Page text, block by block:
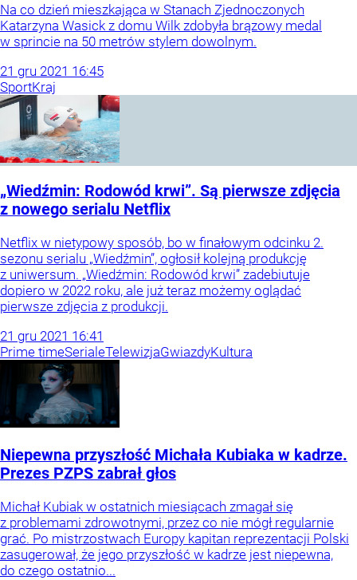
Na co dzień mieszkająca w Stanach Zjednoczonych
Katarzyna Wasick z domu Wilk zdobyła brązowy medal
w sprincie na 50 metrów stylem dowolnym.
21 gru 2021 16:45
SportKraj
„Wiedźmin: Rodowód krwi”. Są pierwsze zdjęcia
z nowego serialu Netflix
Netflix w nietypowy sposób, bo w finałowym odcinku 2.
sezonu serialu „Wiedźmin”, ogłosił kolejną produkcję
z uniwersum. „Wiedźmin: Rodowód krwi” zadebiutuje
dopiero w 2022 roku, ale już teraz możemy oglądać
pierwsze zdjęcia z produkcji.
21 gru 2021 16:41
Prime timeSerialeTelewizjaGwiazdyKultura
Niepewna przyszłość Michała Kubiaka w kadrze.
Prezes PZPS zabrał głos
Michał Kubiak w ostatnich miesiącach zmagał się
z problemami zdrowotnymi, przez co nie mógł regularnie
grać. Po mistrzostwach Europy kapitan reprezentacji Polski
zasugerował, że jego przyszłość w kadrze jest niepewna,
do czego ostatnio...